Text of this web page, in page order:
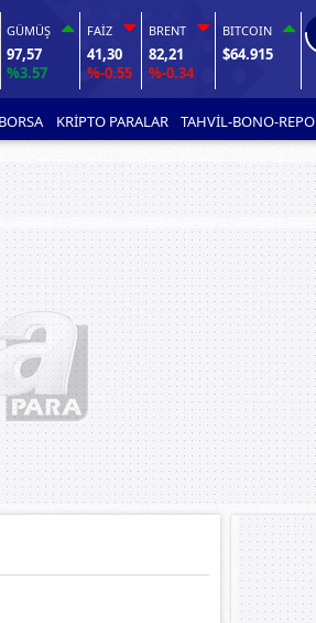
GÜMÜŞ
97,57
%3.57
FAİZ
41,30
%-0.55
BRENT
82,21
%-0.34
BITCOIN
$64.915
BORSA KRİPTO PARALAR TAHVİL-BONO-REPO